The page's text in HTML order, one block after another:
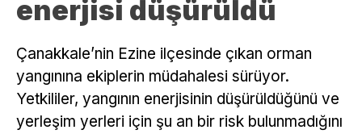
enerjisi düşürüldü
Çanakkale’nin Ezine ilçesinde çıkan orman
yangınına ekiplerin müdahalesi sürüyor.
Yetkililer, yangının enerjisinin düşürüldüğünü ve
yerleşim yerleri için şu an bir risk bulunmadığını